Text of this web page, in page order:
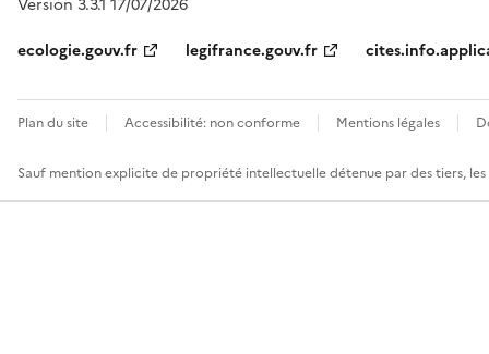
Version 3.3.1 17/07/2026
ecologie.gouv.fr
legifrance.gouv.fr
Plan du site Accessibilité: non conforme Mentions légales
Sauf mention explicite de propriété intellectuelle détenue par des tiers,